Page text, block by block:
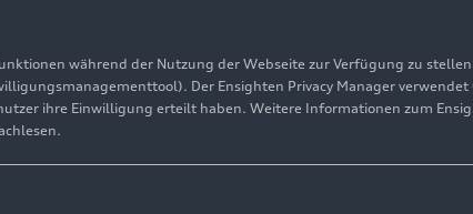
während der Nutzung der Webseite zur Verfügung zu
Der Ensighten Privacy Manager
ihre Einwilligung erteilt haben. Weitere Informationen zum